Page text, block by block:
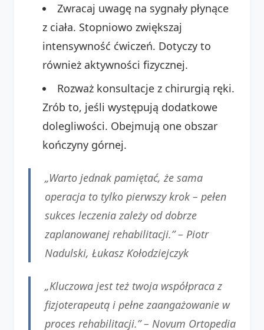
Zwracaj uwagę na sygnały płynące
z ciała. Stopniowo zwiększaj
intensywność ćwiczeń. Dotyczy to
również aktywności fizycznej.
Rozważ konsultacje z chirurgią ręki.
Zrób to, jeśli występują dodatkowe
dolegliwości. Obejmują one obszar
kończyny górnej.
„Warto jednak pamiętać, że sama
operacja to tylko pierwszy krok – pełen
sukces leczenia zależy od dobrze
zaplanowanej rehabilitacji.” – Piotr
Nadulski, Łukasz Kołodziejczyk
„Kluczowa jest też twoja współpraca z
fizjoterapeutą i pełne zaangażowanie w
proces rehabilitacji.” – Novum Ortopedia